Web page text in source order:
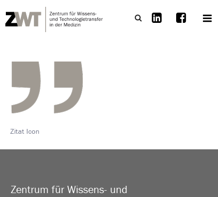
Zitat Icon
Zentrum für Wissens- und